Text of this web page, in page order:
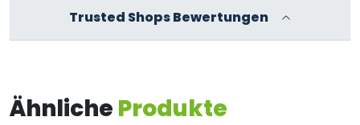
Trusted Shops Bewertungen
Ähnliche Produkte